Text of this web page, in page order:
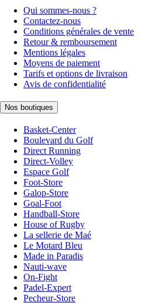
Qui sommes-nous ?
Contactez-nous
Conditions générales de vente
Retour & remboursement
Mentions légales
Moyens de paiement
Tarifs et options de livraison
Avis de confidentialité
Nos boutiques
Basket-Center
Boulevard du Golf
Direct Running
Direct-Volley
Espace Golf
Foot-Store
Galop-Store
Goal-Foot
Handball-Store
House of Rugby
La sellerie de Maé
Le Motard Bleu
Made in Paradis
Nauti-wave
On-Fight
Padel-Expert
Pecheur-Store